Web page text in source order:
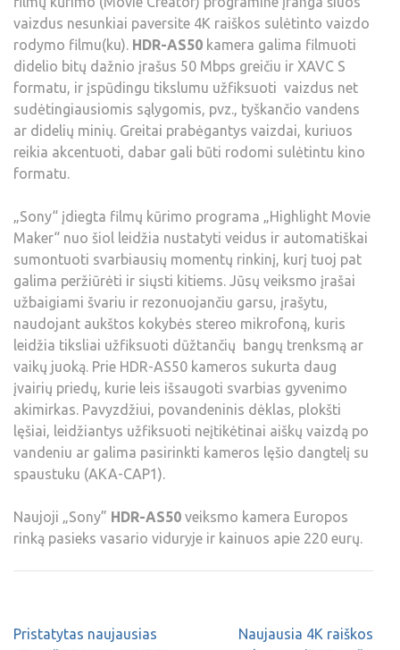
vaizdus nesunkiai paversite 4K raiškos sulėtinto vaizdo
rodymo filmu(ku). HDR-AS50 kamera galima filmuoti
didelio bitų dažnio įrašus 50 Mbps greičiu ir XAVC S
formatu, ir įspūdingu tikslumu užfiksuoti vaizdus net
sudėtingiausiomis sąlygomis, pvz., tyškančio vandens
ar didelių minių. Greitai prabėgantys vaizdai, kuriuos
reikia akcentuoti, dabar gali būti rodomi sulėtintu kino
formatu.
„Sony“ įdiegta filmų kūrimo programa „Highlight Movie
Maker“ nuo šiol leidžia nustatyti veidus ir automatiškai
sumontuoti svarbiausių momentų rinkinį, kurį tuoj pat
galima peržiūrėti ir siųsti kitiems. Jūsų veiksmo įrašai
užbaigiami švariu ir rezonuojančiu garsu, įrašytu,
naudojant aukštos kokybės stereo mikrofoną, kuris
leidžia tiksliai užfiksuoti dūžtančių bangų trenksmą ar
vaikų juoką. Prie HDR-AS50 kameros sukurta daug
įvairių priedų, kurie leis išsaugoti svarbias gyvenimo
akimirkas. Pavyzdžiui, povandeninis dėklas, plokšti
lęšiai, leidžiantys užfiksuoti neįtikėtinai aiškų vaizdą po
vandeniu ar galima pasirinkti kameros lęšio dangtelį su
spaustuku (AKA-CAP1).
Naujoji „Sony” HDR-AS50 veiksmo kamera Europos
rinką pasieks vasario viduryje ir kainuos apie 220 eurų.
Pristatytas naujausias
Naujausia 4K raiškos